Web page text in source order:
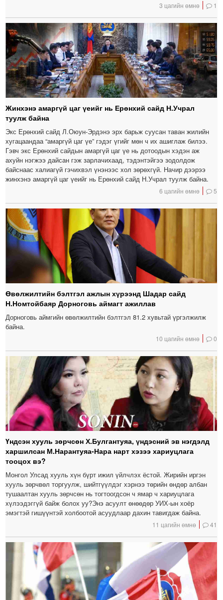
3 цагийн өмнө 1
Жинхэнэ амаргүй цаг үеийг нь Ерөнхий сайд Н.Учрал
туулж байна
Экс Ерөнхий сайд Л.Оюун-Эрдэнэ эрх барьж суусан таван жилийн
хугацаандаа “амаргүй цаг үе” гэдэг үгийг мөн ч их ашиглаж билээ.
Гэвч экс Ерөнхий сайдын амаргүй цаг үе нь дотоодын хэдэн аж
ахуйн нэгжээ дайсан гэж зарлачихаад, тэдэнтэйгээ зодолдож
байснаас халиагүй гэчихвэл үнэнээс хол зөрөхгүй. Начир дээрээ
жинхэнэ амаргүй цаг үеийг нь Ерөнхий сайд Н.Учрал туулж байна.
6 цагийн өмнө 5
Өвөлжилтийн бэлтгэл ажлын хүрээнд Шадар сайд
Н.Номтойбаяр Дорноговь аймагт ажиллав
Дорноговь аймгийн өвөлжилтийн бэлтгэл 81.2 хувьтай үргэлжилж
байна.
10 цагийн өмнө 0
Үндсэн хууль зөрчсөн Х.Булгантуяа, үндэсний эв нэгдэлд
харшилсан М.Нарантуяа-Нара нарт хэзээ хариуцлага
тооцох вэ?
Монгол Улсад хууль хүн бүрт ижил үйлчлэх ёстой. Жирийн иргэн
хууль зөрчвөл торгуулж, шийтгүүлдэг хэрнээ төрийн өндөр албан
тушаалтан хууль зөрчсөн нь тогтоогдсон ч ямар ч хариуцлага
хүлээдэггүй байж болох уу?Энэ асуулт өнөөдөр УИХ-ын хоёр
эмэгтэй гишүүнтэй холбоотой асуудлаар дахин тавигдаж байна.
11 цагийн өмнө 41